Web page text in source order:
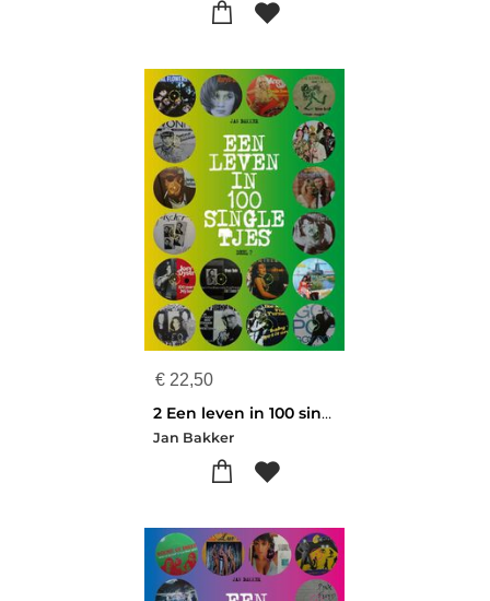
€ 22,50
2 Een leven in 100 singletjes
Jan Bakker